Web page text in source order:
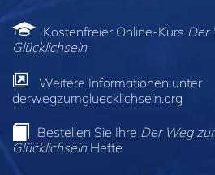
Kostenfreier Online-Kurs Der
Glücklichsein
Weitere Informationen unter
derwegzumgluecklichsein.org
Bestellen Sie Ihre Der Weg
GlücklichseinHefte